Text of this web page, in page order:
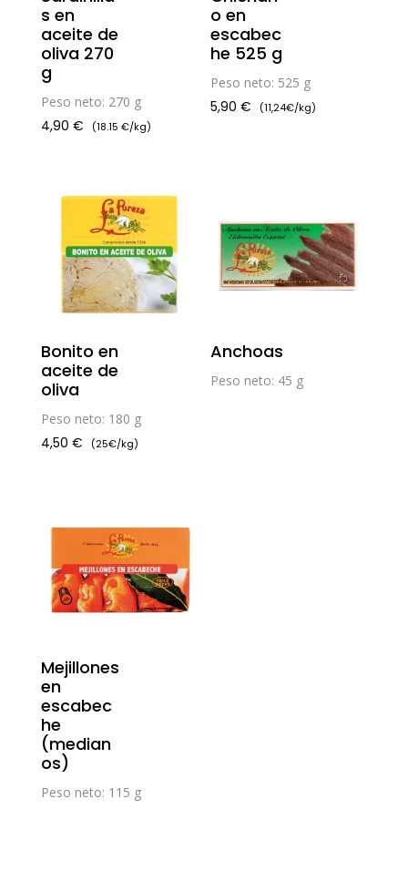
s en
aceite de
oliva 270
g
Peso neto: 270 g
4,90 € (18.15 €/kg)
o en
escabec
he 525 g
Peso neto: 525 g
5,90€ (11,24€/kg)
Bonito en
aceite de
oliva
Peso neto: 180 g
4,50 € (25€/kg)
Anchoas
Peso neto: 45 g
Mejillones
en
escabec
he
(median
os)
Peso neto: 115 g